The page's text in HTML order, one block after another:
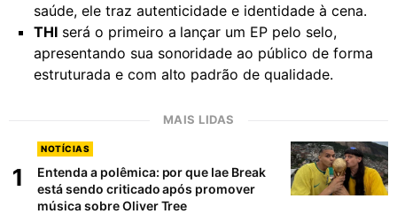
saúde, ele traz autenticidade e identidade à cena.
THIserá o primeiro a lançar um EP pelo selo,
apresentando sua sonoridade ao público de forma
estruturada e com alto padrão de qualidade.
MAIS LIDAS
1
NOTÍCIAS
Entenda a polêmica: por que Iae Break
está sendo criticado após promover
música sobre Oliver Tree